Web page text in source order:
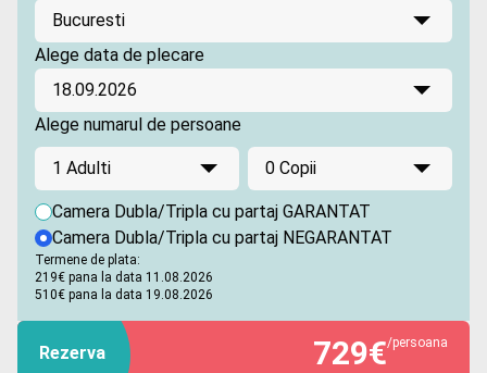
Bucuresti
Alege data de plecare
18.09.2026
Alege numarul de persoane
1 Adulti 0 Copii
Camera Dubla/Tripla cu partaj GARANTAT
Camera Dubla/Tripla cu partaj NEGARANTAT
Termene de plata:
219€ pana la data 11.08.2026
510€ pana la data 19.08.2026
Rezerva 729€/persoana